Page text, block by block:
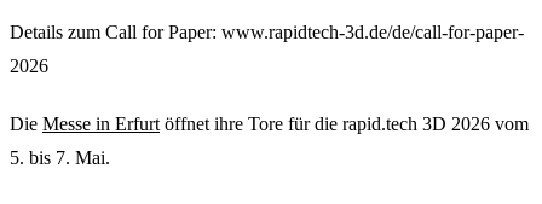
Details zum Call for Paper: www.rapidtech-3d.de/de/call-for-paper-
2026
Die Messe in Erfurt öffnet ihre Tore für die rapid.tech 3D 2026 vom
5. bis 7. Mai.